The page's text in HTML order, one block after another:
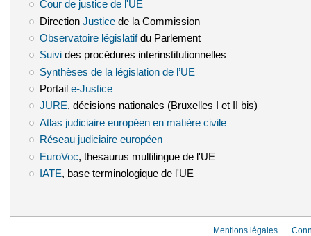
Cour de justice de l'UE
Direction Justice(le lien est externe)
de la Commission
Observatoire législatif(le lien est externe)
du Parlement
Suivi(le lien est externe)
des procédures interinstitutionnelles
Synthèses de la législation de l’UE
Portail e-Justice(le lien est externe)
JURE(le lien est externe)
, décisions nationales (Bruxelles I et II bis)
Atlas judiciaire européen en matière civile(le lien est externe)
Réseau judiciaire européen(le lien est externe)
EuroVoc (le lien est externe)
, thesaurus multilingue de l'UE
IATE (le lien est externe)
, base terminologique de l'UE
Mentions légales